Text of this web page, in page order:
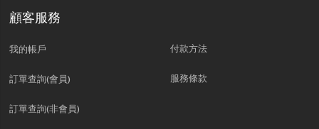
顧客服務
我的帳戶
訂單查詢(會員)
訂單查詢(非會員)
付款方法
服務條款